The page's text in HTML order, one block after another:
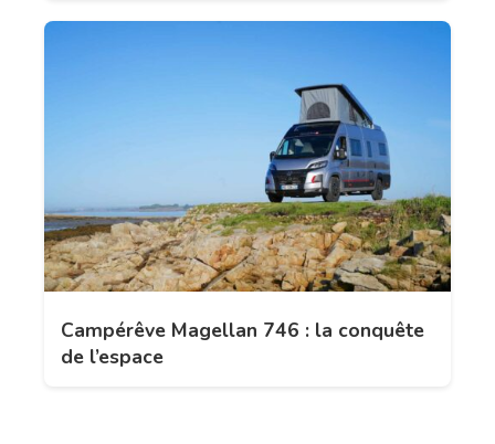
Campérêve Magellan 746 : la conquête
de l’espace